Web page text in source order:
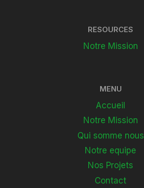
RESOURCES
Notre Mission
MENU
Accueil
Notre Mission
Qui somme nous
Notre equipe
Nos Projets
Contact